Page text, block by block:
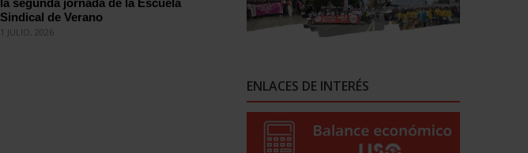
Sindical de Verano
1 JULIO, 2026
ENLACES DE INTERÉS